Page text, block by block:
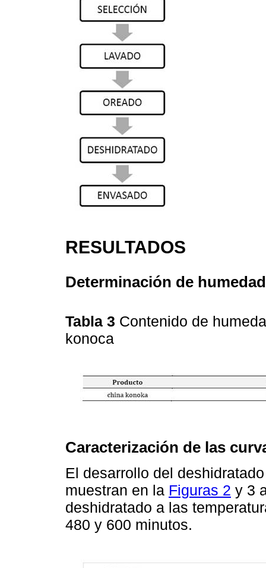
RESULTADOS
Determinación de
Tabla 3 Contenido de
konoca
Caracterización de las
El desarrollo del
muestran en la Figuras 2 y 3
deshidratado a las
480 y 600 minutos.